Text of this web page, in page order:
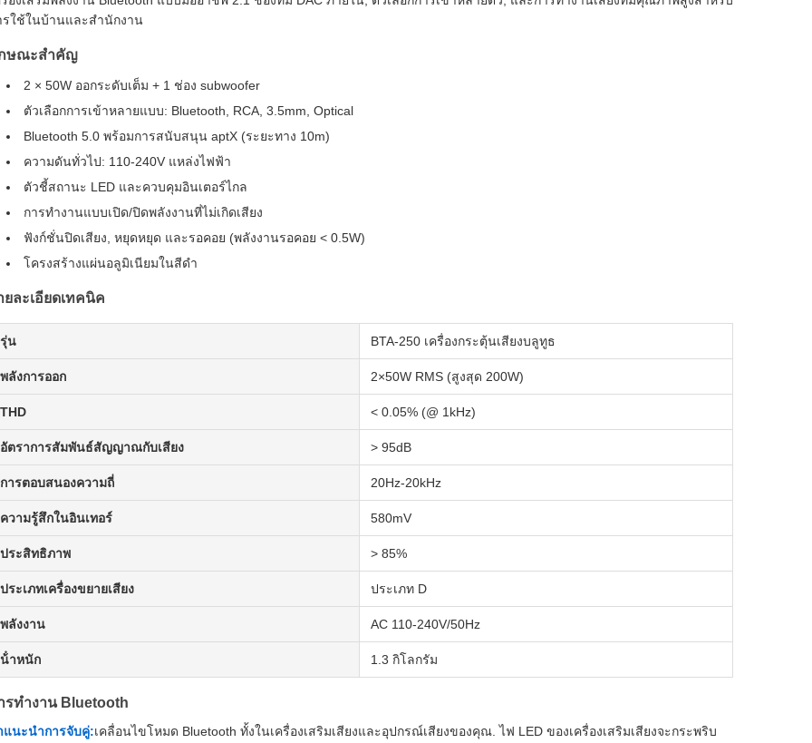
รใช้ในบ้านและสํานักงาน
ษณะสําคัญ
2 × 50W ออกระดับเต็ม + 1 ช่อง subwoofer
ตัวเลือกการเข้าหลายแบบ: Bluetooth, RCA, 3.5mm, Optical
Bluetooth 5.0 พร้อมการสนับสนุน aptX (ระยะทาง 10m)
ความดันทั่วไป: 110-240V แหล่งไฟฟ้า
ตัวชี้สถานะ LED และควบคุมอินเตอร์ไกล
การทํางานแบบเปิด/ปิดพลังงานที่ไม่เกิดเสียง
ฟังก์ชั่นปิดเสียง, หยุดหยุด และรอคอย (พลังงานรอคอย < 0.5W)
โครงสร้างแผ่นอลูมิเนียมในสีดํา
ยละเอียดเทคนิค
รุ่น BTA-250 เครื่องกระตุ้นเสียงบลูทูธ
พลังการออก 2×50W RMS (สูงสุด 200W)
THD < 0.05% (@ 1kHz)
อัตราการสัมพันธ์สัญญาณกับเสียง > 95dB
การตอบสนองความถี่ 20Hz-20kHz
ความรู้สึกในอินเทอร์ 580mV
ประสิทธิภาพ > 85%
ประเภทเครื่องขยายเสียง ประเภท D
พลังงาน AC 110-240V/50Hz
น้ําหนัก 1.3 กิโลกรัม
รทํางาน Bluetooth
แนะนําการจับคู่:เคลื่อนไขโหมด Bluetooth ทั้งในเครื่องเสริมเสียงและอุปกรณ์เสียงของคุณ. ไฟ LED ของเครื่องเสริมเสียงจะกระพริบ